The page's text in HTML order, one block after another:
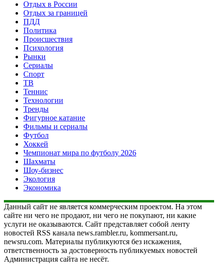
Отдых в России
Отдых за границей
ПДД
Политика
Происшествия
Психология
Рынки
Сериалы
Спорт
ТВ
Теннис
Технологии
Тренды
Фигурное катание
Фильмы и сериалы
Футбол
Хоккей
Чемпионат мира по футболу 2026
Шахматы
Шоу-бизнес
Экология
Экономика
Данный сайт не является коммерческим проектом. На этом
сайте ни чего не продают, ни чего не покупают, ни какие
услуги не оказываются. Сайт представляет собой ленту
новостей RSS канала news.rambler.ru, kommersant.ru,
newsru.com. Материалы публикуются без искажения,
ответственность за достоверность публикуемых новостей
Администрация сайта не несёт.